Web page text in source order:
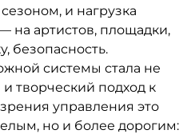
и нагрузка
на артистов, площадки,
безопасность.
системы стала не
творческий подход к
управления это
но и более дорогим: